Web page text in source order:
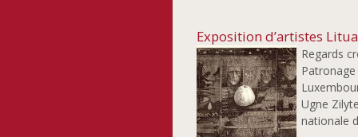
Exposition d’artistes
Regards
Ugne
nationale